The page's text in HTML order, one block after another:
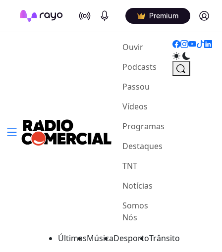
On Air Podcasts Premium Log in
Ouvir(current)
Podcasts
Passou
Vídeos
Programas
Destaques
TNT
Notícias
Somos
Nós
ÚltimasMúsicaDesportoTrânsito